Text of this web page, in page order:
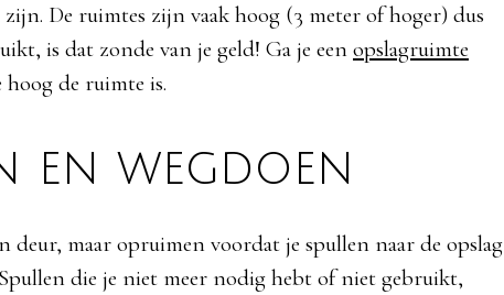
zijn. De ruimtes zijn vaak hoog (3 meter of hoger) dus
is dat zonde van je geld! Ga je een opslagruimte
hoog de ruimte is.
en wegdoen
deur, maar opruimen voordat je spullen naar de opslag
die je niet meer nodig hebt of niet gebruikt,